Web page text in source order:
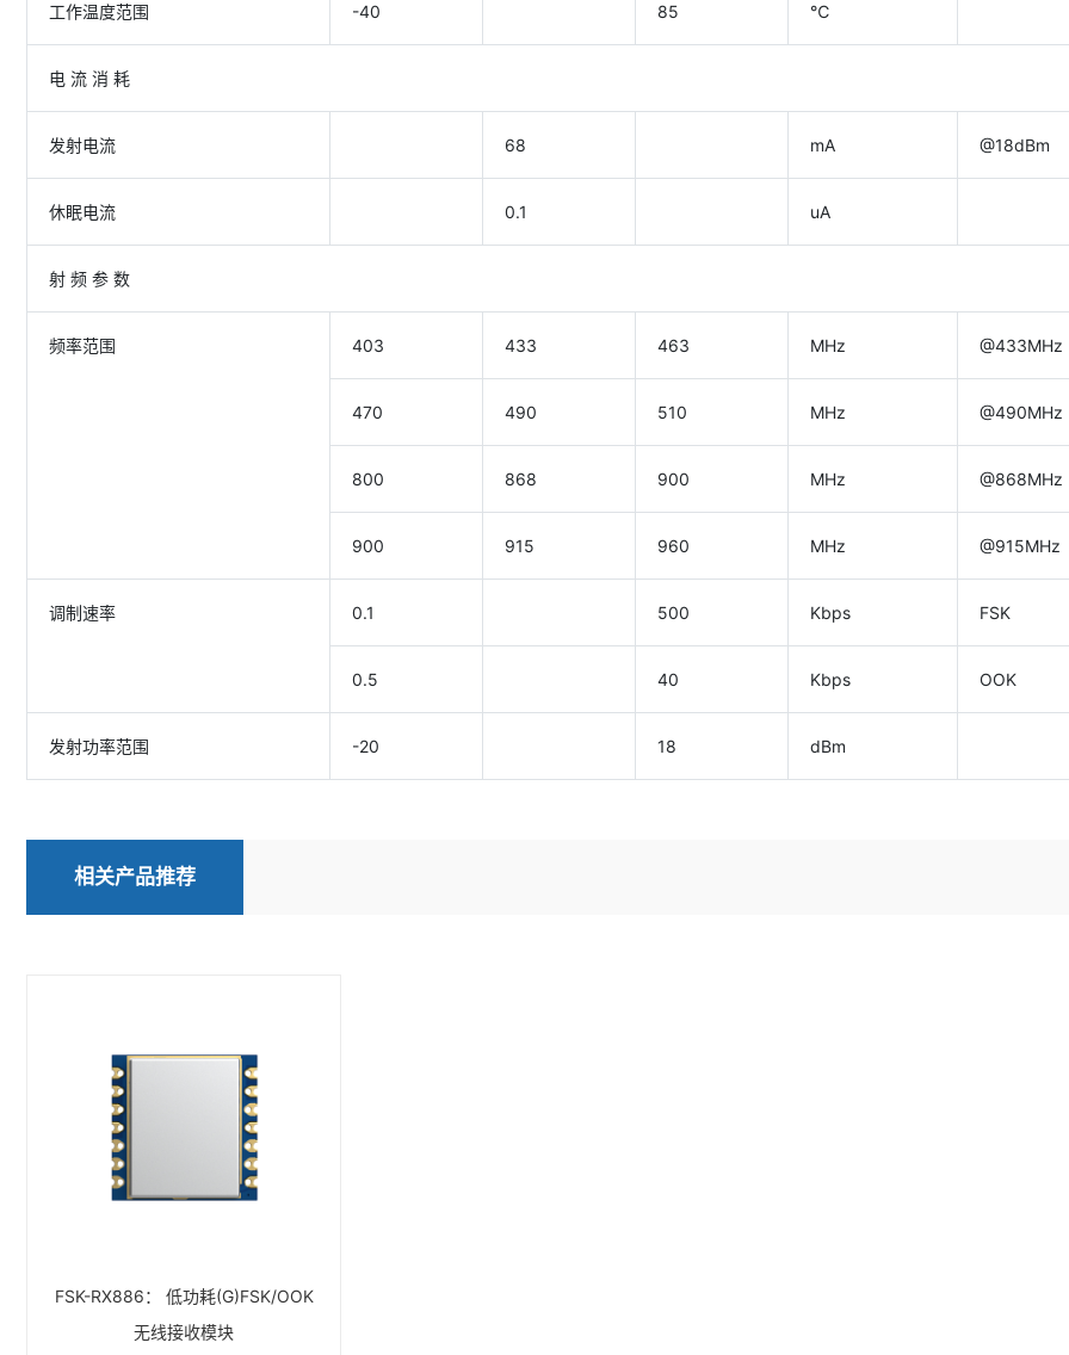
工作温度范围 -40 85 ℃
电 流 消 耗
发射电流 68 mA @18dBm
休眠电流 0.1 uA
射 频 参 数
频率范围 403 433 463 MHz @433MHz
470 490 510 MHz @490MHz
800 868 900 MHz @868MHz
900 915 960 MHz @915MHz
调制速率 0.1 500 Kbps FSK
0.5 40 Kbps OOK
发射功率范围 -20 18 dBm
相关产品推荐
FSK-RX886： 低功耗(G)FSK/OOK
无线接收模块